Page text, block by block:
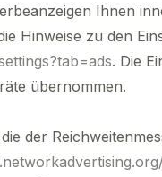
Ihnen
Hinweise zu den
. Die
übernommen.
der